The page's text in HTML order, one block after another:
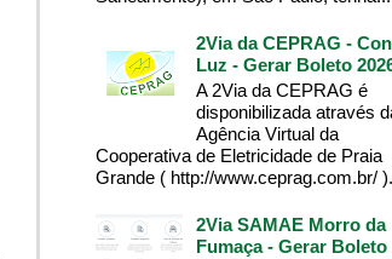
2Via da CEPRAG -
Luz - Gerar Boleto
A 2Via da CEPRAG é
disponibilizada através
Agência Virtual da
Cooperativa de Eletricidade de Praia
Grande ( http://www.ceprag.com.br/
2Via SAMAE Morro da
Fumaça - Gerar Boleto